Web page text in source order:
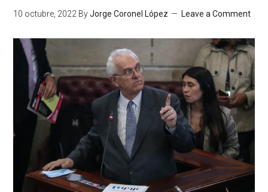
10 octubre, 2022 ByJorge Coronel López Leave a Comment